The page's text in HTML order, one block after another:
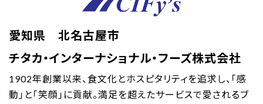
愛知県 北名古屋市
チタカ・インターナショナル・フーズ株式会社
1902年創業以来、食文化とホスピタリティを追求し、「感
動」と「笑顔」に貢献。満足を超えたサービスで愛されるブ